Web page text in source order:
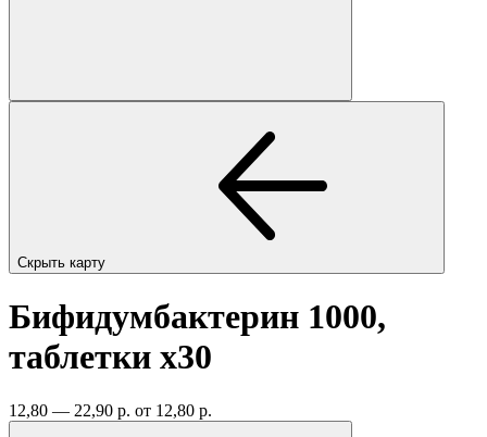
Скрыть карту
Бифидумбактерин 1000,
таблетки x30
12,80 — 22,90 р. от 12,80 р.